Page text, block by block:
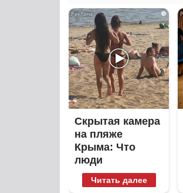
i
Скрытая камера
на пляже
Крыма: Что
люди
вытворяют,
когда их не
Читать далее